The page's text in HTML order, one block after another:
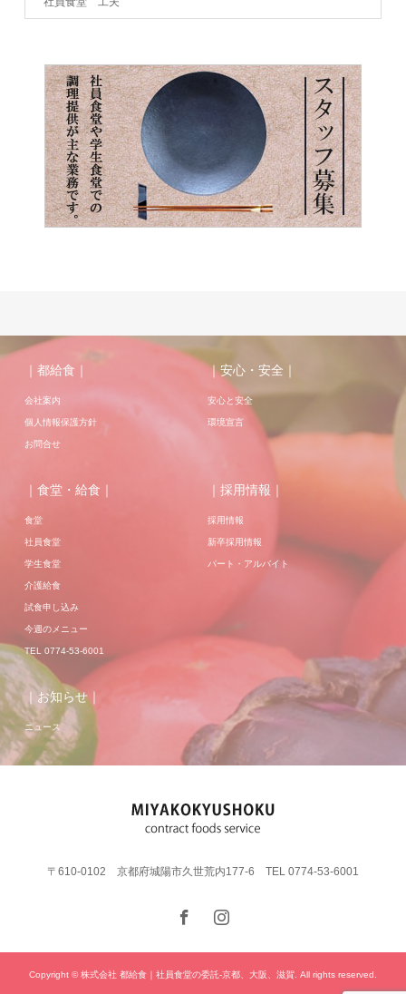
｜都給食｜
会社案内
個人情報保護方針
お問合せ
｜安心・安全｜
安心と安全
環境宣言
｜食堂・給食｜
食堂
社員食堂
学生食堂
介護給食
試食申し込み
今週のメニュー
TEL 0774-53-6001
｜採用情報｜
採用情報
新卒採用情報
パート・アルバイト
｜お知らせ｜
ニュース
〒610-0102 京都府城陽市久世荒内177-6 TEL 0774-53-6001
Copyright © 株式会社 都給食｜社員食堂の委託-京都、大阪、滋賀. All rights reserved.